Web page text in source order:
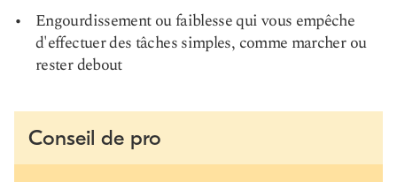
Engourdissement ou faiblesse qui vous empêche
d'effectuer des tâches simples, comme marcher ou
rester debout
Conseil de pro